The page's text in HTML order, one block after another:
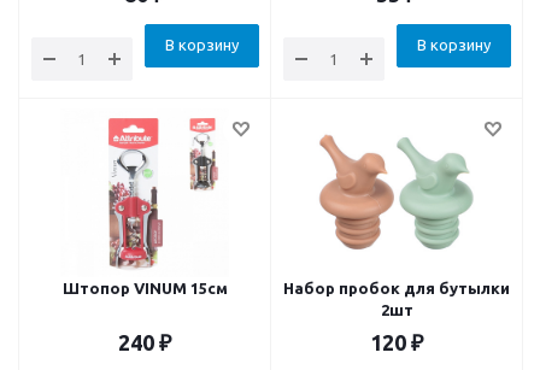
В корзину В корзину
Штопор VINUM 15см
240 ₽
Набор пробок для бутылки
2шт
120 ₽